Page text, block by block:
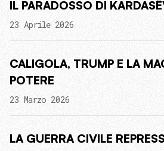
IL PARADOSSO DI
23 Aprile 2026
CALIGOLA, TRUMP E LA
POTERE
23 Marzo 2026
LA GUERRA CIVILE